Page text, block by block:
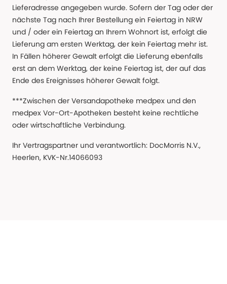
Lieferadresse angegeben wurde. Sofern der Tag oder der
nächste Tag nach Ihrer Bestellung ein Feiertag in NRW
und / oder ein Feiertag an Ihrem Wohnort ist, erfolgt die
Lieferung am ersten Werktag, der kein Feiertag mehr ist.
In Fällen höherer Gewalt erfolgt die Lieferung ebenfalls
erst an dem Werktag, der keine Feiertag ist, der auf das
Ende des Ereignisses höherer Gewalt folgt.
***Zwischen der Versandapotheke medpex und den
medpex Vor-Ort-Apotheken besteht keine rechtliche
oder wirtschaftliche Verbindung.
Ihr Vertragspartner und verantwortlich: DocMorris N.V.,
Heerlen, KVK-Nr.14066093